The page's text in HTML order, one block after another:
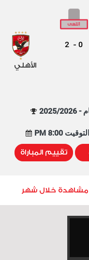
0
-
2
الأهلي
2026
تقييم المباراة
مشاهدة خلال شهر